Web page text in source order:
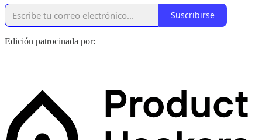
Suscribirse
Edición patrocinada por: